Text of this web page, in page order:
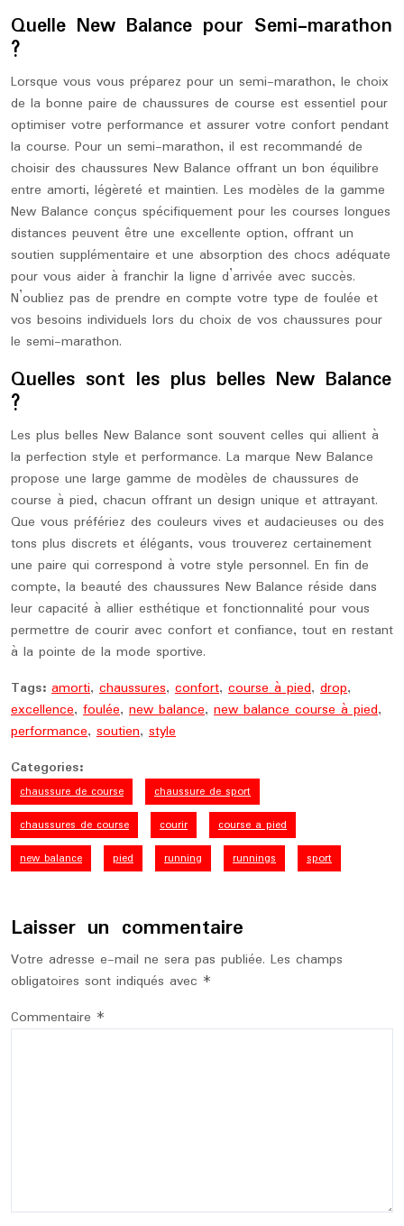
Quelle New Balance pour Semi-marathon
?
Lorsque vous vous préparez pour un semi-marathon, le choix
de la bonne paire de chaussures de course est essentiel pour
optimiser votre performance et assurer votre confort pendant
la course. Pour un semi-marathon, il est recommandé de
choisir des chaussures New Balance offrant un bon équilibre
entre amorti, légèreté et maintien. Les modèles de la gamme
New Balance conçus spécifiquement pour les courses longues
distances peuvent être une excellente option, offrant un
soutien supplémentaire et une absorption des chocs adéquate
pour vous aider à franchir la ligne d’arrivée avec succès.
N’oubliez pas de prendre en compte votre type de foulée et
vos besoins individuels lors du choix de vos chaussures pour
le semi-marathon.
Quelles sont les plus belles New Balance
?
Les plus belles New Balance sont souvent celles qui allient à
la perfection style et performance. La marque New Balance
propose une large gamme de modèles de chaussures de
course à pied, chacun offrant un design unique et attrayant.
Que vous préfériez des couleurs vives et audacieuses ou des
tons plus discrets et élégants, vous trouverez certainement
une paire qui correspond à votre style personnel. En fin de
compte, la beauté des chaussures New Balance réside dans
leur capacité à allier esthétique et fonctionnalité pour vous
permettre de courir avec confort et confiance, tout en restant
à la pointe de la mode sportive.
Tags: amorti, chaussures, confort, course à pied, drop,
excellence, foulée, new balance, new balance course à pied,
performance, soutien, style
Categories:
chaussure de course
chaussure de sport
chaussures de course
courir
course a pied
new balance
pied running runnings sport
Laisser un commentaire
Votre adresse e-mail ne sera pas publiée. Les champs
obligatoires sont indiqués avec *
Commentaire *